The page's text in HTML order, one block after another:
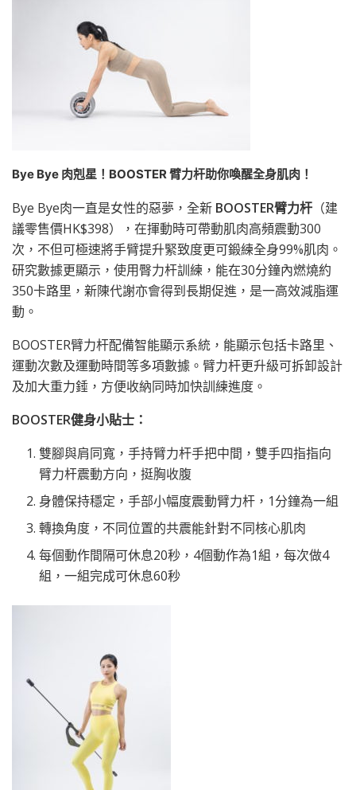
Bye Bye 肉剋星！ BOOSTER 臂力杆助你喚醒全身肌肉！
Bye Bye肉一直是女性的惡夢，全新 BOOSTER臂力杆 （建
議零售價HK$398），在揮動時可帶動肌肉高頻震動300
次，不但可極速將手臂提升緊致度更可鍛練全身99%肌肉。
研究數據更顯示，使用臀力杆訓練，能在30分鐘內燃燒約
350卡路里，新陳代謝亦會得到長期促進，是一高效減脂運
動。
BOOSTER臂力杆配備智能顯示系統，能顯示包括卡路里、
運動次數及運動時間等多項數據。臂力杆更升級可拆卸設計
及加大重力錘，方便收納同時加快訓練進度。
BOOSTER健身小貼士：
雙腳與肩同寬，手持臂力杆手把中間，雙手四指指向
臂力杆震動方向，挺胸收腹
身體保持穩定，手部小幅度震動臂力杆，1分鐘為一組
轉換角度，不同位置的共震能針對不同核心肌肉
每個動作間隔可休息20秒，4個動作為1組，每次做4
組，一組完成可休息60秒